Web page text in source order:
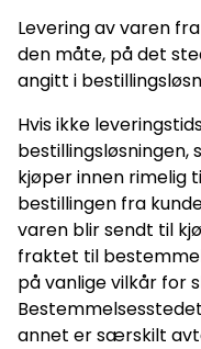
Levering av varen
den måte, på det
angitt i
Hvis ikke
bestillingsløsningen,
kjøper innen rimelig
bestillingen fra
varen blir sendt til
fraktet til
på vanlige vilkår for
annet er særskilt